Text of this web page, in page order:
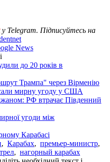
у Telegram. Підписуйтесь на
News
до 20 років в
Трампа" через Вірменію
мирну угоду у США
РФ втрачає Південний
угоди між
Карабасі
, Карабах, премьер-министр,
, нагорный карабах